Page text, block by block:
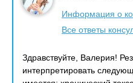
Информация о
Все ответы
Здравствуйте, Валерия!
интерпретировать